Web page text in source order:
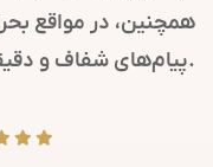
همچنین، در مواقع
پیام‌های شفاف و دقیقی منتشر شود.